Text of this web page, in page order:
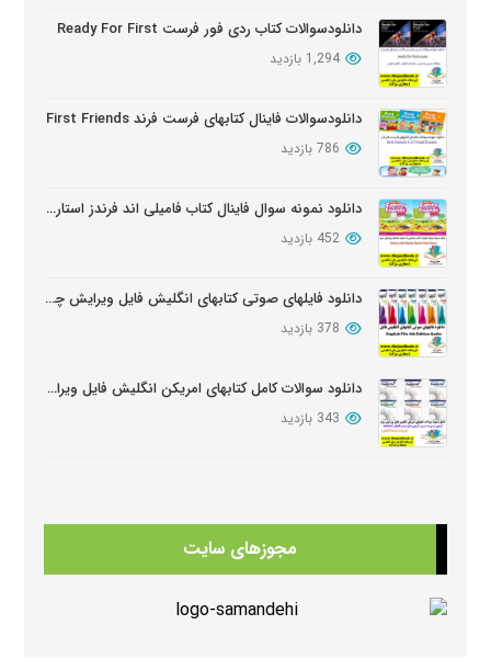
دانلود سوالات کتابهای Oxford Discover
دانلودسوالات کتاب ردی فور فرست Ready For First
1,294 بازدید
دانلودسوالات فاینال کتابهای فرست فرند First Friends
786 بازدید
دانلود نمونه سوال فاینال کتاب فامیلی اند فرندز استارتر ویرایش دوم
452 بازدید
دانلود فایلهای صوتی کتابهای انگلیش فایل ویرایش چهارم English File Edition Audio
378 بازدید
دانلود سوالات کامل کتابهای امریکن انگلیش فایل ویرایش سوم American English FileThird Edition Exam Package
343 بازدید
مجوزهای سایت